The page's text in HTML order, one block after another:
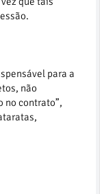
para a
não
no contrato”,